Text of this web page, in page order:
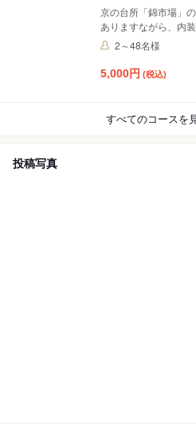
京の台所「錦市場」
ありますながら、内
す。 名物「権太呂鍋
2～48名様
5,000円 (税込)
すべてのコースを
投稿写真